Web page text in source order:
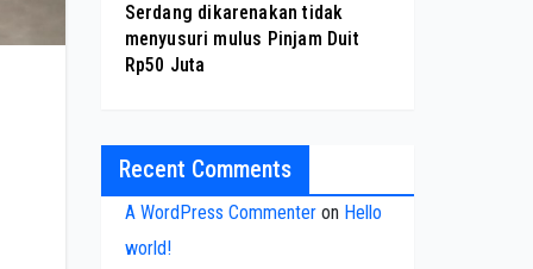
Serdang dikarenakan tidak
menyusuri mulus Pinjam Duit
Rp50 Juta
Recent Comments
A WordPress Commenteron Hello
world!